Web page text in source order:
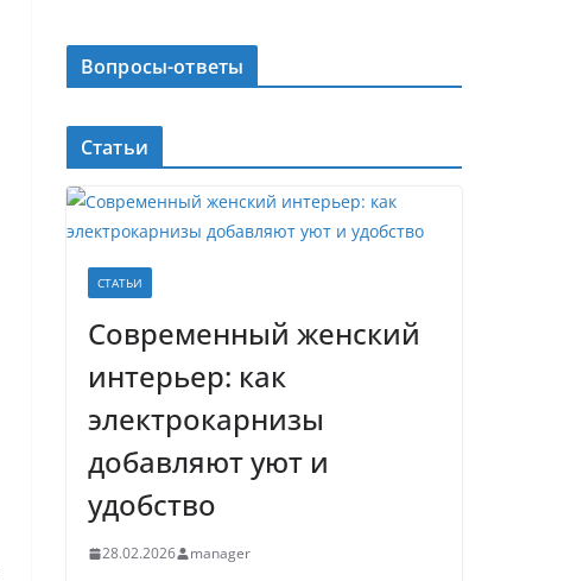
Вопросы-ответы
Статьи
СТАТЬИ
Современный женский
интерьер: как
электрокарнизы
добавляют уют и
удобство
28.02.2026 manager